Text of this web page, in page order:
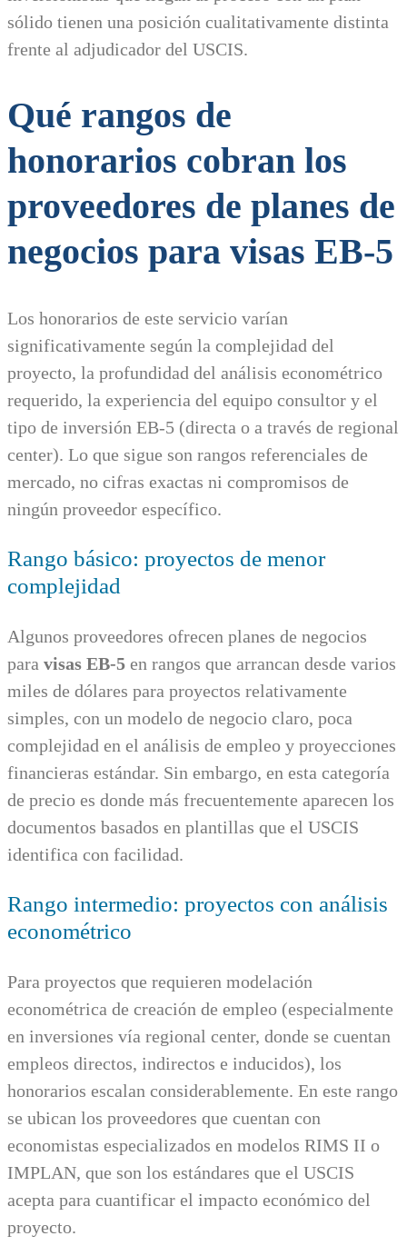
sólido tienen una posición cualitativamente distinta
frente al adjudicador del USCIS.
Qué rangos de
honorarios cobran los
proveedores de planes de
negocios para visas EB-5
Los honorarios de este servicio varían
significativamente según la complejidad del
proyecto, la profundidad del análisis econométrico
requerido, la experiencia del equipo consultor y el
tipo de inversión EB-5 (directa o a través de regional
center). Lo que sigue son rangos referenciales de
mercado, no cifras exactas ni compromisos de
ningún proveedor específico.
Rango básico: proyectos de menor
complejidad
Algunos proveedores ofrecen planes de negocios
para visas EB-5 en rangos que arrancan desde varios
miles de dólares para proyectos relativamente
simples, con un modelo de negocio claro, poca
complejidad en el análisis de empleo y proyecciones
financieras estándar. Sin embargo, en esta categoría
de precio es donde más frecuentemente aparecen los
documentos basados en plantillas que el USCIS
identifica con facilidad.
Rango intermedio: proyectos con análisis
econométrico
Para proyectos que requieren modelación
econométrica de creación de empleo (especialmente
en inversiones vía regional center, donde se cuentan
empleos directos, indirectos e inducidos), los
honorarios escalan considerablemente. En este rango
se ubican los proveedores que cuentan con
economistas especializados en modelos RIMS II o
IMPLAN, que son los estándares que el USCIS
acepta para cuantificar el impacto económico del
proyecto.